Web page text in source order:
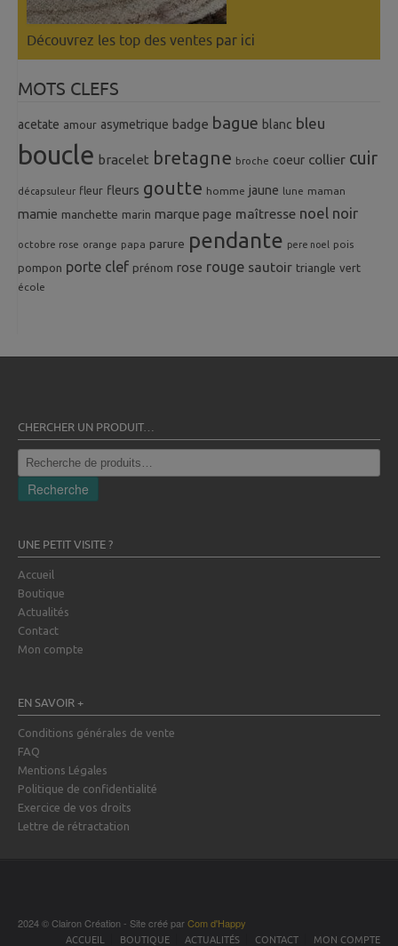
Découvrez les top des ventes par ici
MOTS CLEFS
acetate amour asymetrique badge bague blanc bleu
boucle bracelet bretagne broche coeur collier cuir
décapsuleur fleur fleurs goutte homme jaune lune maman
mamie manchette marin marque page maîtresse noel noir
octobre rose orange papa parure pendante pere noel pois
pompon porte clef prénom rose rouge sautoir triangle vert
école
CHERCHER UN PRODUIT…
Recherche
pour :
Recherche
UNE PETIT VISITE ?
Accueil
Boutique
Actualités
Contact
Mon compte
EN SAVOIR +
Conditions générales de vente
FAQ
Mentions Légales
Politique de confidentialité
Exercice de vos droits
Lettre de rétractation
2024 © Clairon Création - Site créé parCom d'Happy
ACCUEIL BOUTIQUE ACTUALITÉS CONTACT MON COMPTE